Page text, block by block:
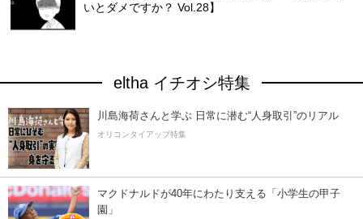
いとダメですか？ Vol.28】
eltha イチオシ特集
川島海荷さんと学ぶ 日常に潜む“人身取引”のリアル
オリコンタイアップ特集
マクドナルドが40年にわたり支える「小学生の甲子
園」